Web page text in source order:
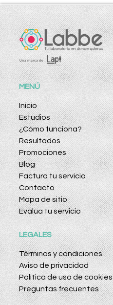
MENÚ
Inicio
Estudios
¿Cómo funciona?
Resultados
Promociones
Blog
Factura tu servicio
Contacto
Mapa de sitio
Evalúa tu servicio
LEGALES
Términos y condiciones
Aviso de privacidad
Política de uso de cookies
Preguntas frecuentes